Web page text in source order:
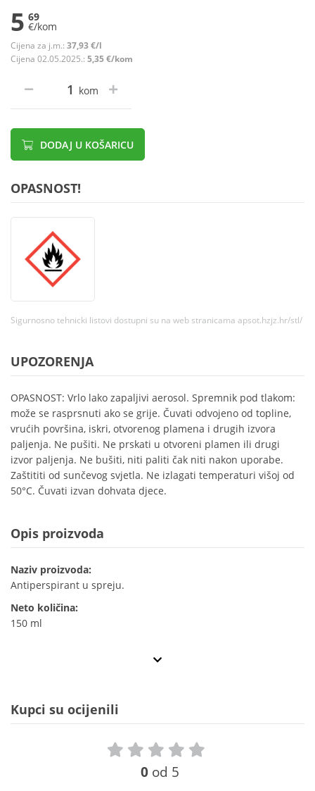
5 69
€/kom
Cijena za j.m.: 37,93 €/l
Cijena 02.05.2025.: 5,35 €/kom
kom
DODAJ U KOŠARICU
OPASNOST!
Sigurnosno tehnicki listovi dostupni su na web stranicama apsot.hzjz.hr/stl/
UPOZORENJA
OPASNOST: Vrlo lako zapaljivi aerosol. Spremnik pod tlakom:
može se rasprsnuti ako se grije. Čuvati odvojeno od topline,
vrućih površina, iskri, otvorenog plamena i drugih izvora
paljenja. Ne pušiti. Ne prskati u otvoreni plamen ili drugi
izvor paljenja. Ne bušiti, niti paliti čak niti nakon uporabe.
Zaštititi od sunčevog svjetla. Ne izlagati temperaturi višoj od
50°C. Čuvati izvan dohvata djece.
Opis proizvoda
Naziv proizvoda:
Antiperspirant u spreju.
Neto količina:
150 ml
Kupci su ocijenili
0 od 5